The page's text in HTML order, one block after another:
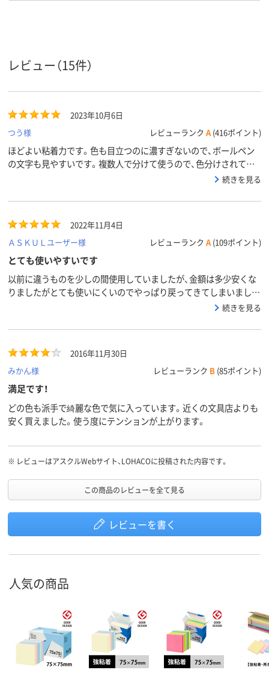
粘着力 通常粘着
種類 スタンダード スタンダード スタンダード
商品環境
75 55
レビュー（15件）
2023年10月6日
つう様
レビューランク A (416ポイント)
ほどよい粘着力です。色も目立つのに濃すぎないので、ボールペン
の文字も見やすいです。複数人で分けて使うので、色分けされてい
続きを見る
2022年11月4日
ＡＳＫＵＬユーザー様
レビューランク A (109ポイント)
とても使いやすいです
以前に違うものを少しの間使用していましたが、金額は多少安くな
りましたがとても使いにくいのでやっぱり戻ってきてしまいまし
た。カラーが色々あって、目立つし、使い終わったらさっとはがして
続きを見る
2016年11月30日
みかん様
レビューランク B (85ポイント)
満足です！
どの色も派手で綺麗な色で気に入っています。近くの文具店よりも
安く買えました。使う度にテンションが上がります。
※ レビューはアスクルWebサイト、LOHACOに投稿された内容です。
この商品のレビューを全て見る
レビューを書く
人気の商品